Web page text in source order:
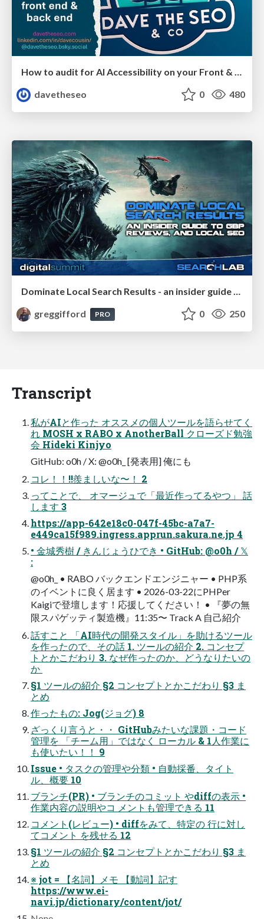
davetheseo
0 480
Dominate Local Search Results - an insider guide to GBP, reviews, and Local SEO
greggifford
PRO 0 250
Transcript
私がAIと作った オススメの個人ツールを語らせてく
れ MOSH x RABO x AnotherBall クローズド勉強
会 Hideki Kinjyo
GitHub: o0h / X: @o0h_ [発表用] 俺にも
コレ！！!!羨ましいな〜！ 2
ってことで、 オマージュで「最近作ってるやつ」 話
します 3
https://app-642e18c0-047f-45bc-a7a7-
e449ca15f989.ingress.apprun.sakura.ne.jp 4
• 金城秀樹 / きんじょうひでき • GitHub: @o0h / 𝕏
:
@o0h_ • RABO バックエンドエンジニャー • PHP系
のイベントに良く居ます • 2026-03-22にPHPer
Kaigiで登壇します！応援してください！ • 『夢の無
限スパゲッティ製造機』11:35〜 Track A 自己紹介 
話すこと 「AI時代の開発スタイル」を助けるツール
を作ったので、その話 1. ツールの紹介 2. コンセプ
トとかこだわり 3. なぜ作ったのか、どうなりたいの
か 
§1 ツールの紹介 §2 コンセプトとかこだわり §3 ま
とめ
作ったもの: Jog(ジョグ) 8
ざっくり言うと・・ GitHubみたいな課題・コード
管理を 「チーム用」ではなく ローカル & 1人作業に
も使いたい！！ 9
Issue • タスクの管理や分類 • 自動採番、タイト
ル、概要 10
ブランチ(PR) • ブランチのコミット やdiffの表示 •
作業内容の説明やコ メントも管理できる 11
コメント(レビュー) • diffをみて、特定の 行に対し
てコメント を残せる 12
§1 ツールの紹介 §2 コンセプトとかこだわり §3 ま
とめ
※ jot = 【名詞】メモ 【動詞】記す
https://www.ei-
navi.jp/dictionary/content/jot/